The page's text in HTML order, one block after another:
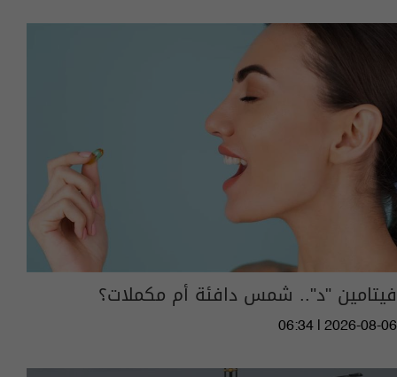
فيتامين "د".. شمس دافئة أم مكملات؟
06:34 | 2026-08-06